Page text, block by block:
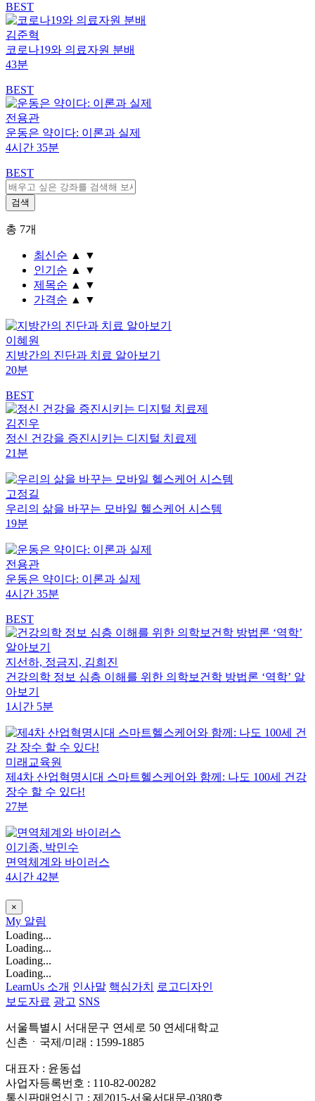
BEST
김준혁
코로나19와 의료자원 분배
43분
BEST
전용관
운동은 약이다: 이론과 실제
4시간 35분
BEST
총 7개
최신순 ▲
▼
인기순 ▲
▼
제목순 ▲
▼
가격순 ▲ ▼
이혜원
지방간의 진단과 치료 알아보기
20분
BEST
김진우
정신 건강을 증진시키는 디지털 치료제
21분
고정길
우리의 삶을 바꾸는 모바일 헬스케어 시스템
19분
전용관
운동은 약이다: 이론과 실제
4시간 35분
BEST
지선하, 정금지, 김희진
건강의학 정보 심층 이해를 위한 의학보건학 방법론 ‘역학’ 알
아보기
1시간 5분
미래교육원
제4차 산업혁명시대 스마트헬스케어와 함께: 나도 100세 건강
장수 할 수 있다!
27분
이기종, 박민수
면역체계와 바이러스
4시간 42분
×
My 알림
Loading...
Loading...
Loading...
Loading...
LearnUs 소개 인사말 핵심가치
로고디자인
보도자료 광고 SNS
서울특별시 서대문구 연세로 50 연세대학교
신촌ㆍ국제/미래 : 1599-1885
대표자 : 윤동섭
사업자등록번호 : 110-82-00282
통신판매업신고 : 제2015-서울서대문-0380호